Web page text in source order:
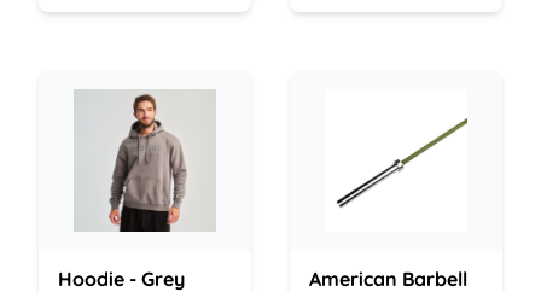
Hoodie - Grey
American Barbell